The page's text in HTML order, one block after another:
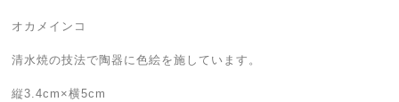
オカメインコ
清水焼の技法で陶器に色絵を施しています。
縦3.4cm×横5cm